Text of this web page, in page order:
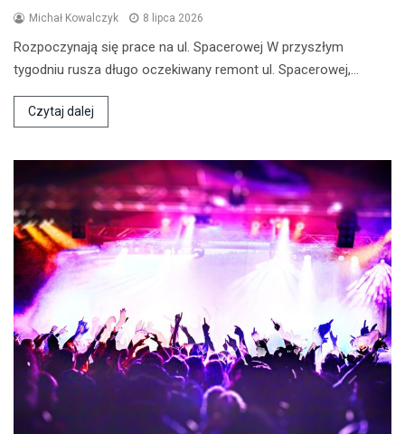
Michał Kowalczyk 8 lipca 2026
Rozpoczynają się prace na ul. Spacerowej W przyszłym
tygodniu rusza długo oczekiwany remont ul. Spacerowej,…
Czytaj dalej